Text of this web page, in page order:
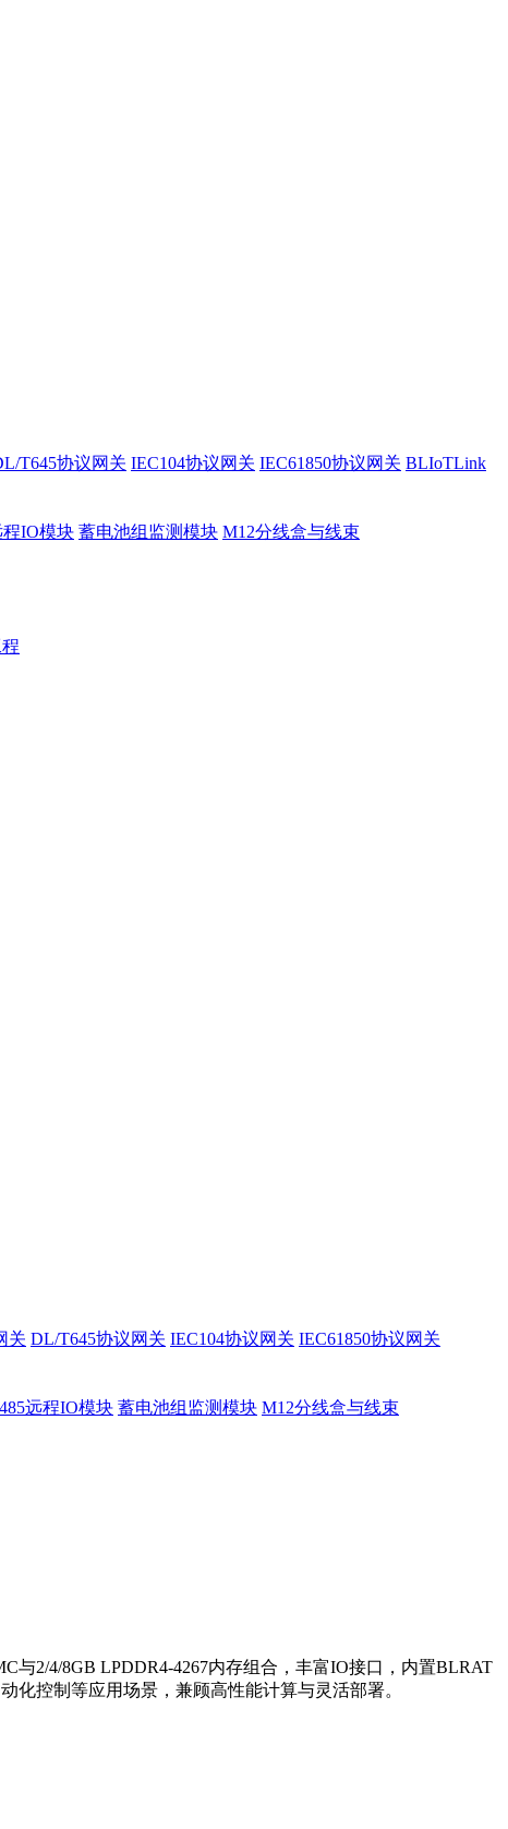
T645协议网关 IEC104协议网关 IEC61850协议网关 BLIoTLink
程IO模块 蓄电池组监测模块 M12分线盒与线束
关 DL/T645协议网关 IEC104协议网关 IEC61850协议网关
远程IO模块 蓄电池组监测模块 M12分线盒与线束
与2/4/8GB LPDDR4-4267内存组合，丰富IO接口，内置BLRAT
化控制等应用场景，兼顾高性能计算与灵活部署。